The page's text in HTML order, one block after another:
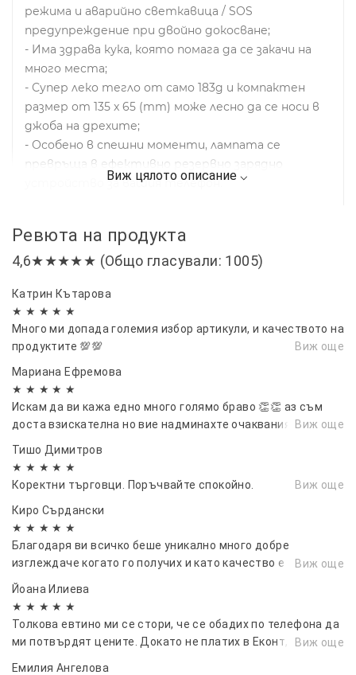
режима и аварийно светкавица / SOS
предупреждение при двойно докосване;
- Има здрава кука, която помага да се закачи на
много места;
- Супер леко тегло от само 183g и компактен
размер от 135 x 65 (mm) може лесно да се носи в
джоба на дрехите;
- Особено в спешни моменти, лампата се
превръща в ефективно резервно зарядно
устройство за вашия телефон.
Ревюта на продукта
4,6★★★★★ (Общо гласували: 1005)
Катрин Кътарова
★ ★ ★ ★ ★
Много ми допада големия избор артикули, и качеството на
продуктите 💯💯
Виж още
Мариана Ефремова
★ ★ ★ ★ ★
Искам да ви кажа едно много голямо браво 👏👏 аз съм
доста взискателна но вие надминахте очакванията ми.
Виж още
Тишо Димитров
★ ★ ★ ★ ★
Коректни търговци. Поръчвайте спокойно.
Виж още
Киро Сърдански
★ ★ ★ ★ ★
Благодаря ви всичко беше уникално много добре
изглеждаче когато го получих и като качество е
перфектно вие сте 💯 от 💯
Виж още
Йоана Илиева
★ ★ ★ ★ ★
Толкова евтино ми се стори, че се обадих по телефона да
ми потвърдят цените. Докато не платих в Еконт, пак не
Виж още
Емилия Ангелова